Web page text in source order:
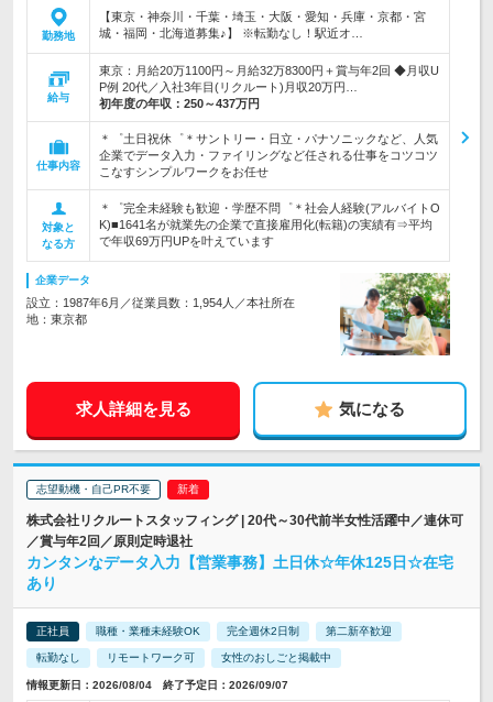
勤務地
【東京・神奈川・千葉・埼玉・大阪・愛知・兵庫・京都・宮
城・福岡・北海道募集♪】 ※転勤なし！駅近オ…
給与
東京：月給20万1100円～月給32万8300円＋賞与年2回 ◆月収U
P例 20代／入社3年目(リクルート)月収20万円…
初年度の年収： 250～437万円
仕事内容
＊゜土日祝休゜＊サントリー・日立・パナソニックなど、人気
企業でデータ入力・ファイリングなど任される仕事をコツコツ
こなすシンプルワークをお任せ
対象と
なる方
＊゜完全未経験も歓迎・学歴不問゜＊社会人経験(アルバイトO
K)■1641名が就業先の企業で直接雇用化(転籍)の実績有⇒平均
で年収69万円UPを叶えています
企業データ
設立：1987年6月／従業員数：1,954人／本社所在
地：東京都
求人詳細を見る 気になる
志望動機・自己PR不要
株式会社リクルートスタッフィング | 20代～30代前半女性活躍中／連休可
／賞与年2回／原則定時退社
カンタンなデータ入力【営業事務】土日休☆年休125日☆在宅
あり
正社員 職種・業種未経験OK 完全週休2日制 第二新卒歓迎
転勤なし リモートワーク可 女性のおしごと掲載中
情報更新日：2026/08/04 終了予定日：2026/09/07